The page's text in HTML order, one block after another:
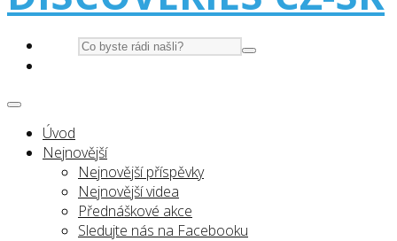
Úvod
Nejnovější
Nejnovější příspěvky
Nejnovější videa
Přednáškové akce
Sledujte nás na Facebooku